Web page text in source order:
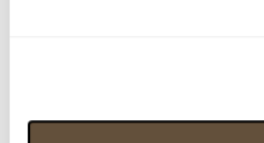
85 000 Kč
limit